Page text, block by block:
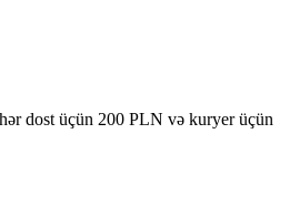
dost üçün 200 PLN və kuryer üçün